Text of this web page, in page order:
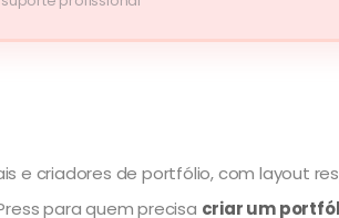
e criadores de portfólio, com layout
para quem precisa criar um